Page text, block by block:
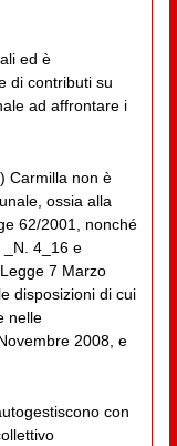
ed è
di contributi su
ad affrontare i
Carmilla non è
ossia alla
62/2001, nonché
_N. 4_16 e
7 Marzo
disposizioni di cui
nelle
2008, e
con